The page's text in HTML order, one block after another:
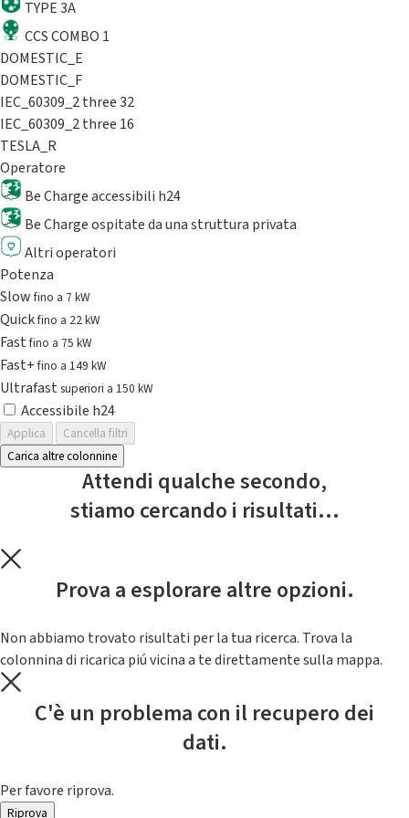
TYPE 3A
CCS COMBO 1
DOMESTIC_E
DOMESTIC_F
IEC_60309_2 three 32
IEC_60309_2 three 16
TESLA_R
Operatore
Be Charge accessibili h24
Be Charge ospitate da una struttura privata
Altri operatori
Potenza
Slowfino a 7 kW
Quickfino a 22 kW
Fastfino a 75 kW
Fast+fino a 149 kW
Ultrafast superiori a 150 kW
Accessibile h24
Applica
Cancella filtri
Carica altre colonnine
Attendi qualche secondo,
stiamo cercando i risultati...
Prova a esplorare altre opzioni.
Non abbiamo trovato risultati per la tua ricerca. Trova la
colonnina di ricarica piú vicina a te direttamente sulla mappa.
C'è un problema con il recupero dei
dati.
Per favore riprova.
Riprova